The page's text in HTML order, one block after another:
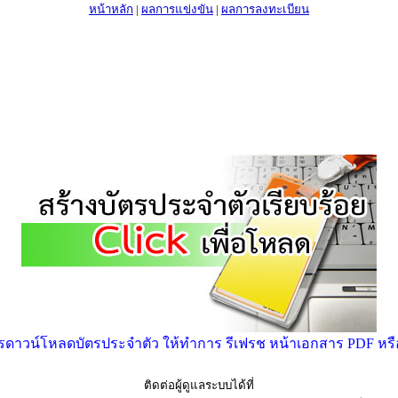
หน้าหลัก | ผลการแข่งขัน | ผลการลงทะเบียน
าวน์โหลดบัตรประจำตัว ให้ทำการ รีเฟรช หน้าเอกสาร PDF ห
ติดต่อผู้ดูแลระบบได้ที่